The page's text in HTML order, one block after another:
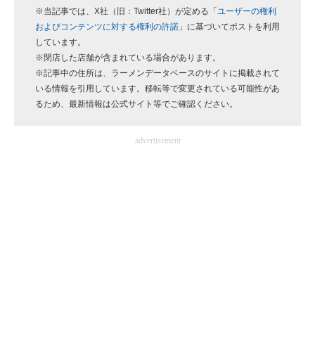
AI活用のいまが分かる
企業ITのトレンドを詳説
経営リーダーのコミュニティ
マーケ×ITの今がよく分かる
※当記事では、X社（旧：Twitter社）が定める「 ユーザーの権利
およびコンテンツに対する権利の許諾 」に基づいてポストを利用
しています。
※閉店した店舗が含まれている場合があります。
※記事中の住所は、ラーメンデータベースのサイトに掲載されて
いる情報を引用しています。移転等で変更されている可能性があ
るため、最新情報は公式サイト等でご確認ください。
advertisement